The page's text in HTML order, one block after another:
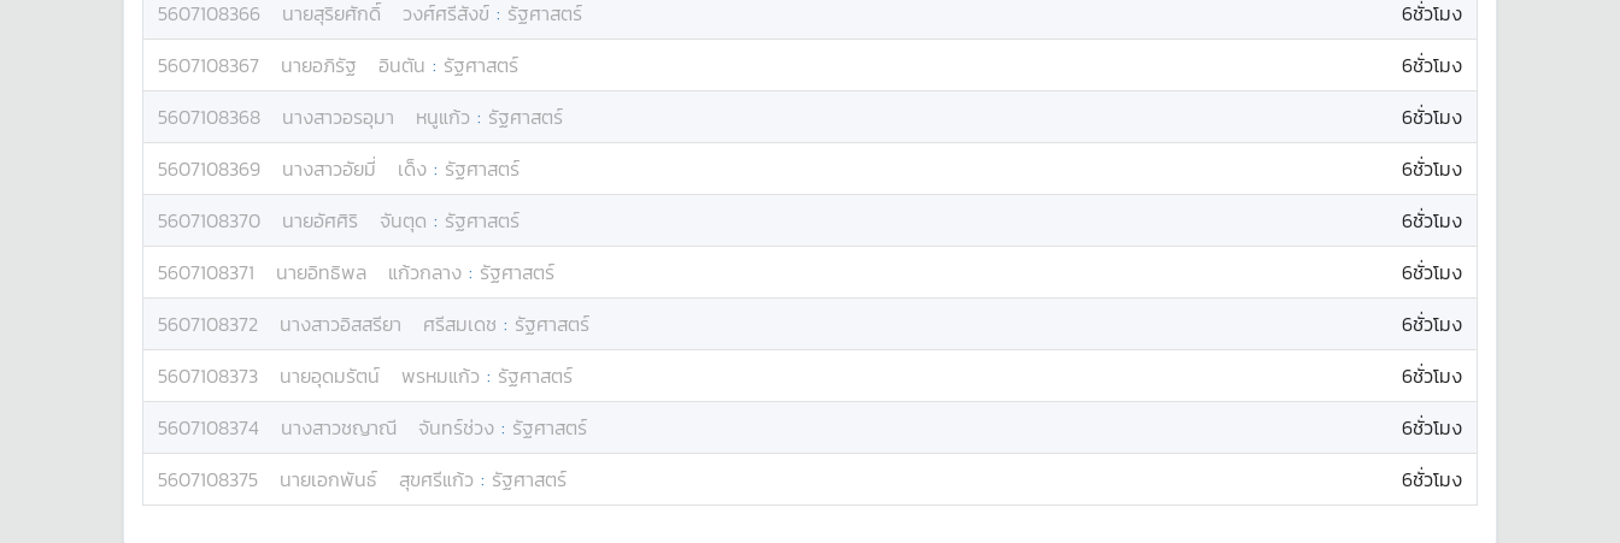
5607108366
นายสุริยศักดิ์ วงศ์ศรีสังข์ : รัฐศาสตร์
6ชั่วโมง
5607108367
นายอภิรัฐ อินตัน : รัฐศาสตร์
6ชั่วโมง
5607108368
นางสาวอรอุมา หนูแก้ว : รัฐศาสตร์
6ชั่วโมง
5607108369
นางสาวอัยมี่ เด็ง : รัฐศาสตร์
6ชั่วโมง
5607108370
นายอัศศิริ จันตุด : รัฐศาสตร์
6ชั่วโมง
5607108371
นายอิทธิพล แก้วกลาง : รัฐศาสตร์
6ชั่วโมง
5607108372
นางสาวอิสสรียา ศรีสมเดช : รัฐศาสตร์
6ชั่วโมง
5607108373
นายอุดมรัตน์ พรหมแก้ว : รัฐศาสตร์
6ชั่วโมง
5607108374
นางสาวชญาณี จันทร์ช่วง : รัฐศาสตร์
6ชั่วโมง
5607108375
นายเอกพันธ์ สุขศรีแก้ว : รัฐศาสตร์ 6ชั่วโมง